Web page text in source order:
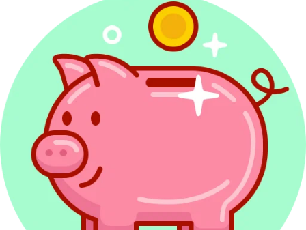
podatkowej,
wielokrotne stosowanie kwoty zmniejszającej
podatek.
Choć dopłata w wysokości kilku złotych nie stanowi
realnego obciążenia finansowego, dla wielu
podatników jest symbolem skomplikowania systemu
podatkowego. Pokazuje bowiem, że nawet drobne
elementy konstrukcji przepisów mogą prowadzić do
zaskakujących rezultatów w rocznym rozliczeniu PIT.